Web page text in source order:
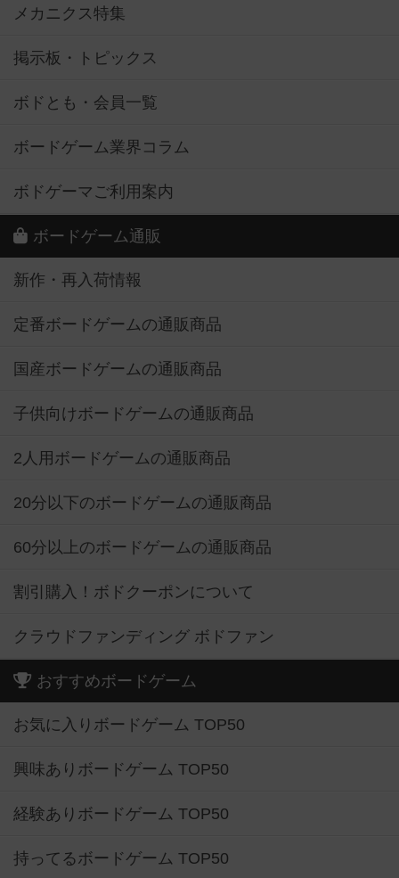
メカニクス特集
掲示板・トピックス
ボドとも・会員一覧
ボードゲーム業界コラム
ボドゲーマご利用案内
ボードゲーム通販
新作・再入荷情報
定番ボードゲームの通販商品
国産ボードゲームの通販商品
子供向けボードゲームの通販商品
2人用ボードゲームの通販商品
20分以下のボードゲームの通販商品
60分以上のボードゲームの通販商品
割引購入！ボドクーポンについて
クラウドファンディング ボドファン
おすすめボードゲーム
お気に入りボードゲーム TOP50
興味ありボードゲーム TOP50
経験ありボードゲーム TOP50
持ってるボードゲーム TOP50